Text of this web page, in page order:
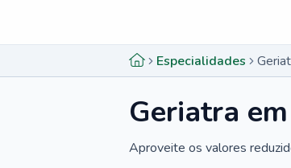
Especialidades
Geriatra
Aproveite os valores